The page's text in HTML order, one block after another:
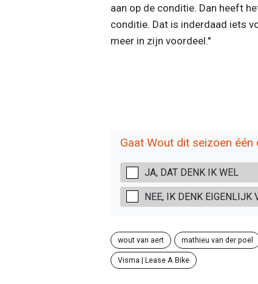
aan op de conditie. Dan heeft
conditie. Dat is inderdaad iets
meer in zijn voordeel.''
Gaat Wout dit seizoen
JA, DAT DENK IK WEL
NEE, IK DENK EIGENLIJK
wout van aert mathieu van der poel
Visma | Lease A Bike